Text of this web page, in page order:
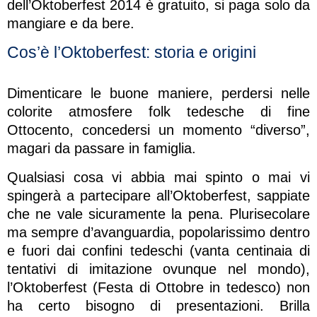
dell’Oktoberfest 2014 è gratuito, si paga solo da
mangiare e da bere.
Cos’è l’Oktoberfest: storia e origini
Dimenticare le buone maniere, perdersi nelle
colorite atmosfere folk tedesche di fine
Ottocento, concedersi un momento “diverso”,
magari da passare in famiglia.
Qualsiasi cosa vi abbia mai spinto o mai vi
spingerà a partecipare all’Oktoberfest, sappiate
che ne vale sicuramente la pena. Plurisecolare
ma sempre d’avanguardia, popolarissimo dentro
e fuori dai confini tedeschi (vanta centinaia di
tentativi di imitazione ovunque nel mondo),
l’Oktoberfest (Festa di Ottobre in tedesco) non
ha certo bisogno di presentazioni. Brilla